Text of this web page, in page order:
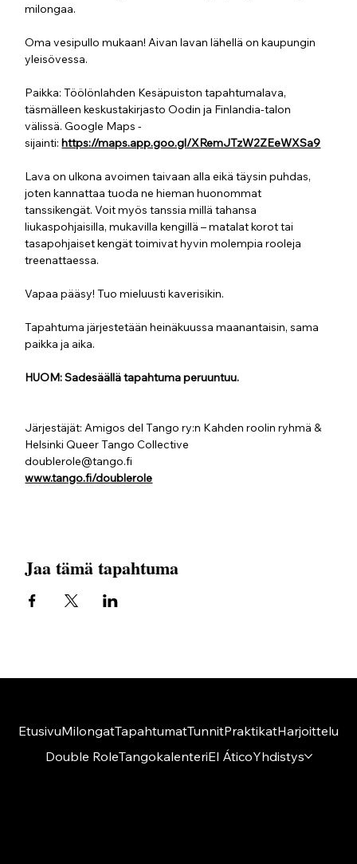
milongaa.
Oma vesipullo mukaan! Aivan lavan lähellä on kaupungin
yleisövessa.
Paikka: Töölönlahden Kesäpuiston tapahtumalava,
täsmälleen keskustakirjasto Oodin ja Finlandia-talon
välissä. Google Maps -
sijainti: https://maps.app.goo.gl/XRemJTzW2ZEeWXSa9
Lava on ulkona avoimen taivaan alla eikä täysin puhdas,
joten kannattaa tuoda ne hieman huonommat
tanssikengät. Voit myös tanssia millä tahansa
liukaspohjaisilla, mukavilla kengillä – matalat korot tai
tasapohjaiset kengät toimivat hyvin molempia rooleja
treenattaessa.
Vapaa pääsy! Tuo mieluusti kaverisikin.
Tapahtuma järjestetään heinäkuussa maanantaisin, sama
paikka ja aika.
HUOM: Sadesäällä tapahtuma peruuntuu.
Järjestäjät: Amigos del Tango ry:n Kahden roolin ryhmä &
Helsinki Queer Tango Collective
doublerole@tango.fi
www.tango.fi/doublerole
Jaa tämä tapahtuma
EtusivuMilongatTapahtumatTunnitPraktikatHarjoittelu
Double RoleTangokalenteriEl ÁticoYhdistys